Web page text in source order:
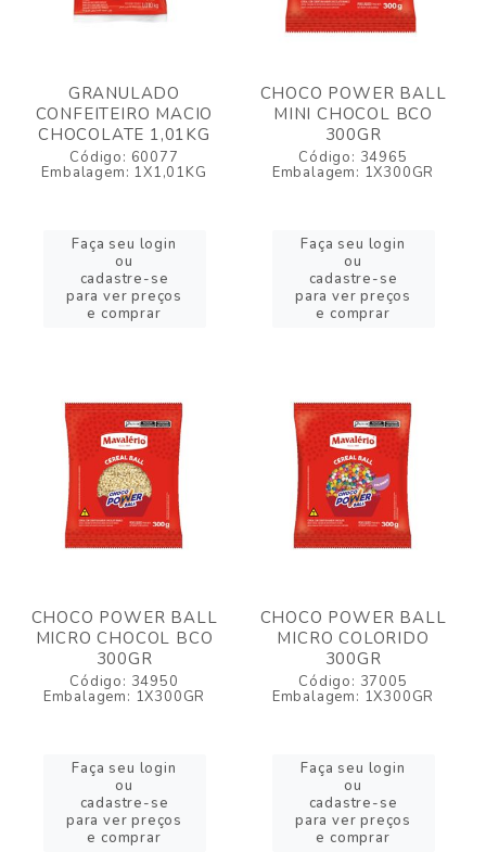
GRANULADO
CONFEITEIRO MACIO
CHOCOLATE 1,01KG
Código: 60077
Embalagem: 1X1,01KG
Faça seu login
ou
cadastre-se
para ver preços
e comprar
CHOCO POWER BALL
MINI CHOCOL BCO
300GR
Código: 34965
Embalagem: 1X300GR
Faça seu login
ou
cadastre-se
para ver preços
e comprar
CHOCO POWER BALL
MICRO CHOCOL BCO
300GR
Código: 34950
Embalagem: 1X300GR
Faça seu login
ou
cadastre-se
para ver preços
e comprar
CHOCO POWER BALL
MICRO COLORIDO
300GR
Código: 37005
Embalagem: 1X300GR
Faça seu login
ou
cadastre-se
para ver preços
e comprar